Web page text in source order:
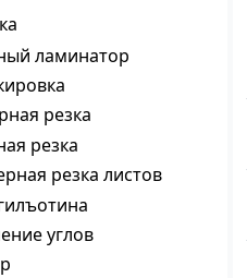
ламинатор
резка
резка
резка листов
углов